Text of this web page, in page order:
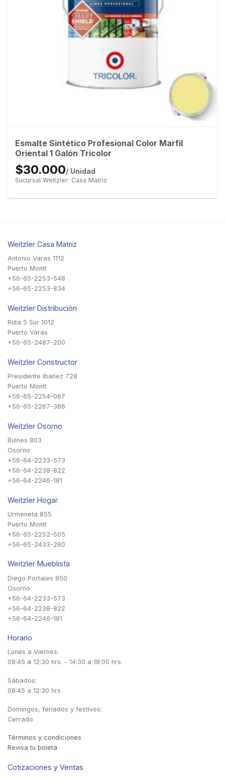
Esmalte Sintético Profesional Color Marfil
Oriental 1 Galón Tricolor
$30.000/ Unidad
Sucursal Weitzler: Casa Matriz
Weitzler Casa Matriz
Antonio Varas 1112
Puerto Montt
+56-65-2253-548
+56-65-2253-834
Weitzler Distribución
Ruta 5 Sur 1012
Puerto Varas
+56-65-2487-200
Weitzler Constructor
Presidente Ibañez 728
Puerto Montt
+56-65-2254-067
+56-65-2267-386
Weitzler Osorno
Bulnes 803
Osorno
+56-64-2233-573
+56-64-2238-822
+56-64-2246-181
Weitzler Hogar
Urmeneta 855
Puerto Montt
+56-65-2252-505
+56-65-2433-280
Weitzler Mueblista
Diego Portales 850
Osorno
+56-64-2233-573
+56-64-2238-822
+56-64-2246-181
Horario
Lunes a Viernes:
08:45 a 12:30 hrs. - 14:30 a 18:00 hrs.
Sábados:
08:45 a 12:30 hrs
Domingos, feriados y festivos:
Cerrado
Términos y condiciones
Revisa tu boleta
Cotizaciones y Ventas